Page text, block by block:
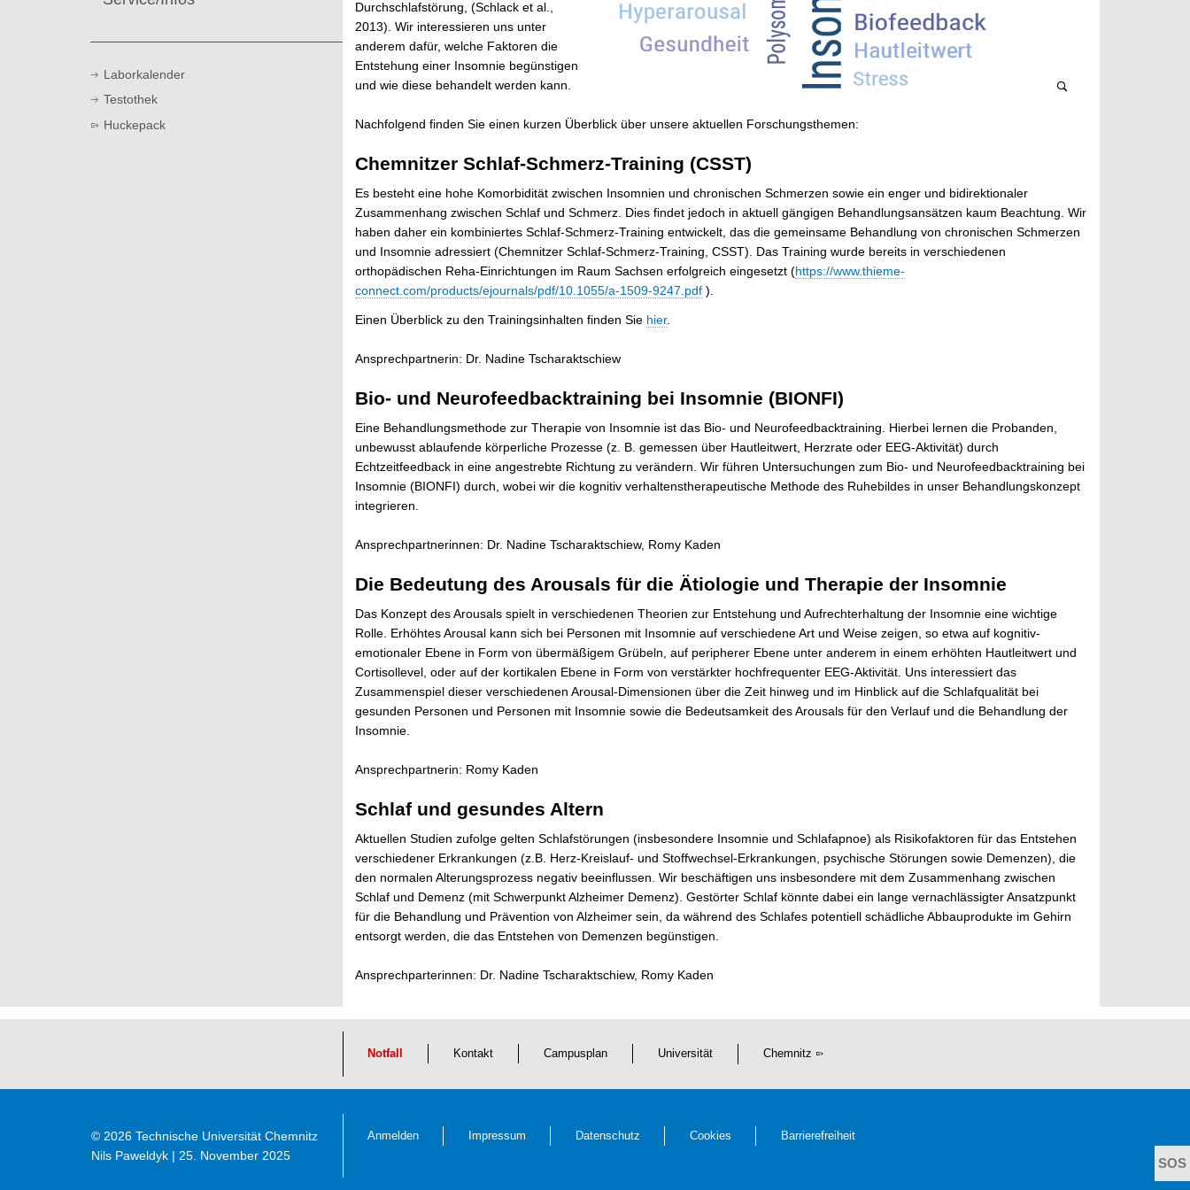
Laborkalender
Testothek
Huckepack
S
h
a
f
&
S
c
h
l
f
t
r
u
n
g
Durchschlafstörung, (Schlack et al.,
2013). Wir interessieren uns unter
anderem dafür, welche Faktoren die
Entstehung einer Insomnie begünstigen
und wie diese behandelt werden kann.
Nachfolgend finden Sie einen kurzen Überblick über unsere aktuellen Forschungsthemen:
Chemnitzer Schlaf-Schmerz-Training (CSST)
Es besteht eine hohe Komorbidität zwischen Insomnien und chronischen Schmerzen sowie ein enger und bidirektionaler
Zusammenhang zwischen Schlaf und Schmerz. Dies findet jedoch in aktuell gängigen Behandlungsansätzen kaum Beachtung. Wir
haben daher ein kombiniertes Schlaf-Schmerz-Training entwickelt, das die gemeinsame Behandlung von chronischen Schmerzen
und Insomnie adressiert (Chemnitzer Schlaf-Schmerz-Training, CSST). Das Training wurde bereits in verschiedenen
orthopädischen Reha-Einrichtungen im Raum Sachsen erfolgreich eingesetzt (https://www.thieme-
connect.com/products/ejournals/pdf/10.1055/a-1509-9247.pdf ).
Einen Überblick zu den Trainingsinhalten finden Sie hier.
Ansprechpartnerin: Dr. Nadine Tscharaktschiew
Bio- und Neurofeedbacktraining bei Insomnie (BIONFI)
Eine Behandlungsmethode zur Therapie von Insomnie ist das Bio- und Neurofeedbacktraining. Hierbei lernen die Probanden,
unbewusst ablaufende körperliche Prozesse (z. B. gemessen über Hautleitwert, Herzrate oder EEG-Aktivität) durch
Echtzeitfeedback in eine angestrebte Richtung zu verändern. Wir führen Untersuchungen zum Bio- und Neurofeedbacktraining bei
Insomnie (BIONFI) durch, wobei wir die kognitiv verhaltenstherapeutische Methode des Ruhebildes in unser Behandlungskonzept
integrieren.
Ansprechpartnerinnen: Dr. Nadine Tscharaktschiew, Romy Kaden
Die Bedeutung des Arousals für die Ätiologie und Therapie der Insomnie
Das Konzept des Arousals spielt in verschiedenen Theorien zur Entstehung und Aufrechterhaltung der Insomnie eine wichtige
Rolle. Erhöhtes Arousal kann sich bei Personen mit Insomnie auf verschiedene Art und Weise zeigen, so etwa auf kognitiv-
emotionaler Ebene in Form von übermäßigem Grübeln, auf peripherer Ebene unter anderem in einem erhöhten Hautleitwert und
Cortisollevel, oder auf der kortikalen Ebene in Form von verstärkter hochfrequenter EEG-Aktivität. Uns interessiert das
Zusammenspiel dieser verschiedenen Arousal-Dimensionen über die Zeit hinweg und im Hinblick auf die Schlafqualität bei
gesunden Personen und Personen mit Insomnie sowie die Bedeutsamkeit des Arousals für den Verlauf und die Behandlung der
Insomnie.
Ansprechpartnerin: Romy Kaden
Schlaf und gesundes Altern
Aktuellen Studien zufolge gelten Schlafstörungen (insbesondere Insomnie und Schlafapnoe) als Risikofaktoren für das Entstehen
verschiedener Erkrankungen (z.B. Herz-Kreislauf- und Stoffwechsel-Erkrankungen, psychische Störungen sowie Demenzen), die
den normalen Alterungsprozess negativ beeinflussen. Wir beschäftigen uns insbesondere mit dem Zusammenhang zwischen
Schlaf und Demenz (mit Schwerpunkt Alzheimer Demenz). Gestörter Schlaf könnte dabei ein lange vernachlässigter Ansatzpunkt
für die Behandlung und Prävention von Alzheimer sein, da während des Schlafes potentiell schädliche Abbauprodukte im Gehirn
entsorgt werden, die das Entstehen von Demenzen begünstigen.
Ansprechparterinnen: Dr. Nadine Tscharaktschiew, Romy Kaden
Notfall Kontakt Campusplan Universität Chemnitz
Anmelden Impressum Datenschutz Cookies Barrierefreiheit
© 2026 Technische Universität Chemnitz
Nils Paweldyk | 25. November 2025